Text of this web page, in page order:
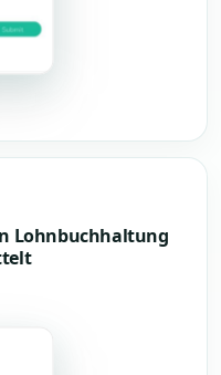
Lohnbuchhaltung